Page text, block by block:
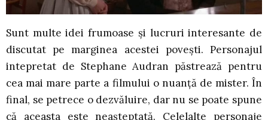
Sunt multe idei frumoase și lucruri interesante de
discutat pe marginea acestei povești. Personajul
intepretat de Stephane Audran păstrează pentru
cea mai mare parte a filmului o nuanță de mister. În
final, se petrece o dezvăluire, dar nu se poate spune
că aceasta este neașteptată. Celelalte personaje